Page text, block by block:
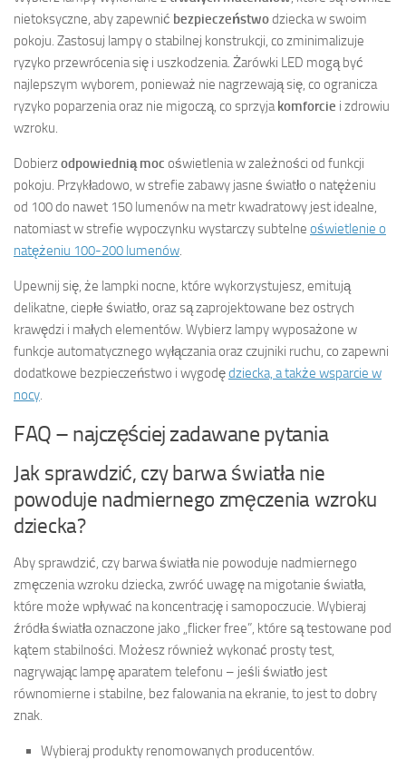
nietoksyczne, aby zapewnić bezpieczeństwodziecka w swoim
pokoju. Zastosuj lampy o stabilnej konstrukcji, co zminimalizuje
ryzyko przewrócenia się i uszkodzenia. Żarówki LED mogą być
najlepszym wyborem, ponieważ nie nagrzewają się, co ogranicza
ryzyko poparzenia oraz nie migoczą, co sprzyja komforcie i zdrowiu
wzroku.
Dobierzodpowiednią moc oświetlenia w zależności od funkcji
pokoju. Przykładowo, w strefie zabawy jasne światło o natężeniu
od 100 do nawet 150 lumenów na metr kwadratowy jest idealne,
natomiast w strefie wypoczynku wystarczy subtelne oświetlenie o
natężeniu 100-200 lumenów
Upewnij się, że lampki nocne, które wykorzystujesz, emitują
delikatne, ciepłe światło, oraz są zaprojektowane bez ostrych
krawędzi i małych elementów. Wybierz lampy wyposażone w
funkcje automatycznego wyłączania oraz czujniki ruchu, co zapewni
dodatkowe bezpieczeństwo i wygodędziecka, a także wsparcie w
nocy
FAQ – najczęściej zadawane pytania
Jak sprawdzić, czy barwa światła nie
powoduje nadmiernego zmęczenia wzroku
dziecka?
Aby sprawdzić, czy barwa światła nie powoduje nadmiernego
zmęczenia wzroku dziecka, zwróć uwagę na migotanie światła,
które może wpływać na koncentrację i samopoczucie. Wybieraj
źródła światła oznaczone jako „flicker free”, które są testowane pod
kątem stabilności. Możesz również wykonać prosty test,
nagrywając lampę aparatem telefonu – jeśli światło jest
równomierne i stabilne, bez falowania na ekranie, to jest to dobry
znak.
Wybieraj produkty renomowanych producentów.